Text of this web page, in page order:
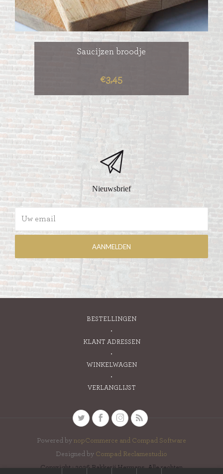
Saucijzen broodje
€3,45
Nieuwsbrief
BESTELLINGEN
KLANT ADRESSEN
WINKELWAGEN
VERLANGLIJST
Powered by nopCommerce and Compad Software
Designed by Compad Reclamestudio
Copyright ; 2026 Bakkerij Hermans. Alle rechten